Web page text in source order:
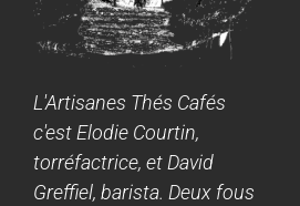
L'Artisanes Thés Cafés
c'est Elodie Courtin,
torréfactrice, et David
Greffiel, barista. Deux fous